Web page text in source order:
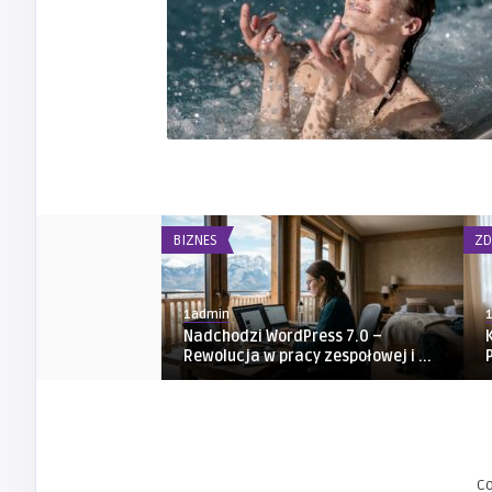
BIZNES
1admin
Nadchodzi WordPress 7.0 –
Rewolucja w pracy zespołowej i ...